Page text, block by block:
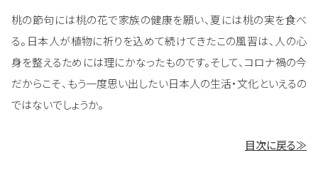
桃の節句には桃の花で家族の健康を願い、夏には桃の実を食べ
る。日本人が植物に祈りを込めて続けてきたこの風習は、人の心
身を整えるためには理にかなったものです。そして、コロナ禍の今
だからこそ、もう一度思い出したい日本人の生活・文化といえるの
ではないでしょうか。
目次に戻る≫